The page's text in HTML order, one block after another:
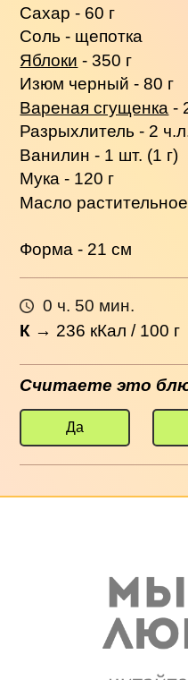
Сахар - 60 г
Соль - щепотка
Яблоки - 350 г
Изюм черный - 80 г
Вареная сгущенка -
Разрыхлитель - 2
Ванилин - 1 шт. (1 г)
Мука - 120 г
Масло
Форма - 21 см
0 ч. 50 мин.
К → 236 кКал / 100 г
Считаете это
Да